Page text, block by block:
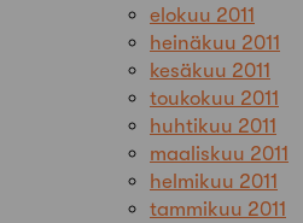
elokuu 2011
heinäkuu 2011
kesäkuu 2011
toukokuu 2011
huhtikuu 2011
maaliskuu 2011
helmikuu 2011
tammikuu 2011